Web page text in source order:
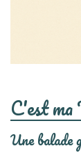
C'est ma
Une balade